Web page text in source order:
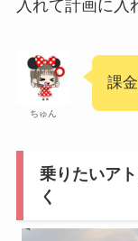
入れて計画に入
ちゅん
課
乗りたいア
く